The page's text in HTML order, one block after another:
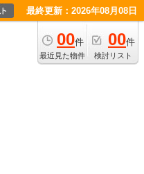
最終更新：2026年08月08日
00件
最近見た物件
00件
検討リスト